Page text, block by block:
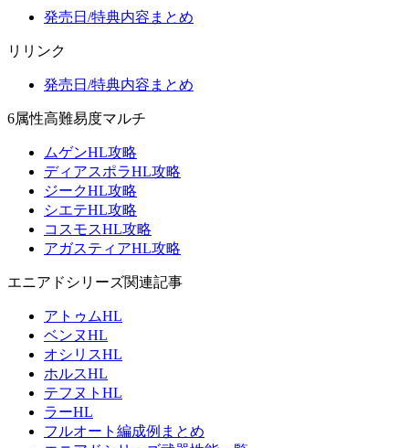
発売日/特典内容まとめ
リリンク
発売日/特典内容まとめ
6属性高難易度マルチ
ムゲンHL攻略
ディアスポラHL攻略
ジークHL攻略
シエテHL攻略
コスモスHL攻略
アガスティアHL攻略
エニアドシリーズ関連記事
アトゥムHL
ベンヌHL
オシリスHL
ホルスHL
テフヌトHL
ラーHL
フルオート編成例まとめ